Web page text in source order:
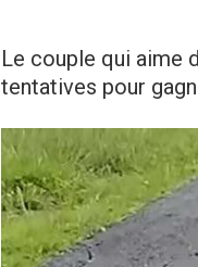
Le couple qui aime
tentatives pour